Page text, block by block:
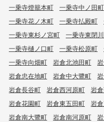
一乗寺燈籠本町 一乗寺中ノ田町
一乗寺花ノ木町
一乗寺払殿町
一乗寺東杉ノ宮町
一乗寺東閉
一乗寺樋ノ口町
一乗寺松原町
一乗寺向畑町
岩倉北池田町
岩倉忠在地町
岩倉中大鷺町
岩倉長谷町
岩倉西河原町 岩
岩倉花園町
岩倉東五田町 岩
岩倉南大鷺町
岩倉南河原町